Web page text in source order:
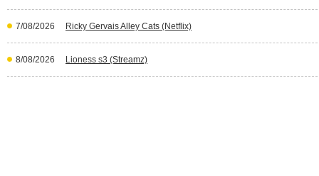
7/08/2026 Ricky Gervais Alley Cats (Netflix)
8/08/2026 Lioness s3 (Streamz)